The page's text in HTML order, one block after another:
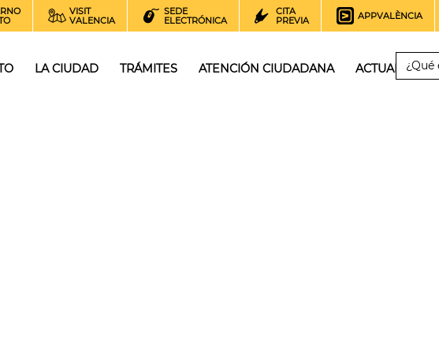
VISIT
VALENCIA
SEDE
ELECTRÓNICA
CITA
PREVIA
APPVALÈNCIA
LA CIUDAD TRÁMITES ATENCIÓN CIUDADANA ACTUALIDAD